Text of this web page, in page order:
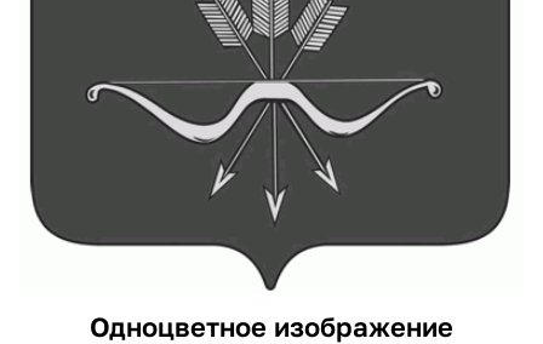
Одноцветное изображение